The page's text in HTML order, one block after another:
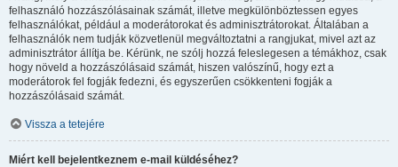
felhasználó hozzászólásainak számát, illetve megkülönböztessen egyes
felhasználókat, például a moderátorokat és adminisztrátorokat. Általában a
felhasználók nem tudják közvetlenül megváltoztatni a rangjukat, mivel azt az
adminisztrátor állítja be. Kérünk, ne szólj hozzá feleslegesen a témákhoz, csak
hogy növeld a hozzászólásaid számát, hiszen valószínű, hogy ezt a
moderátorok fel fogják fedezni, és egyszerűen csökkenteni fogják a
hozzászólásaid számát.
Vissza a tetejére
Miért kell bejelentkeznem e-mail küldéséhez?